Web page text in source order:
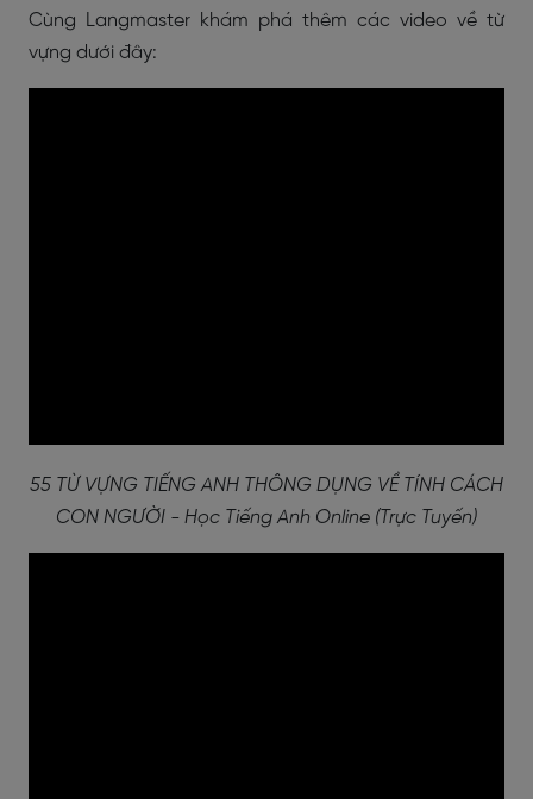
Cùng Langmaster khám phá thêm các video về từ
vựng dưới đây:
55 TỪ VỰNG TIẾNG ANH THÔNG DỤNG VỀ TÍNH CÁCH
CON NGƯỜI - Học Tiếng Anh Online (Trực Tuyến)